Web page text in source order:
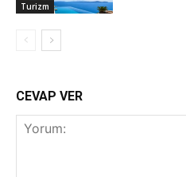
Turizm
CEVAP VER